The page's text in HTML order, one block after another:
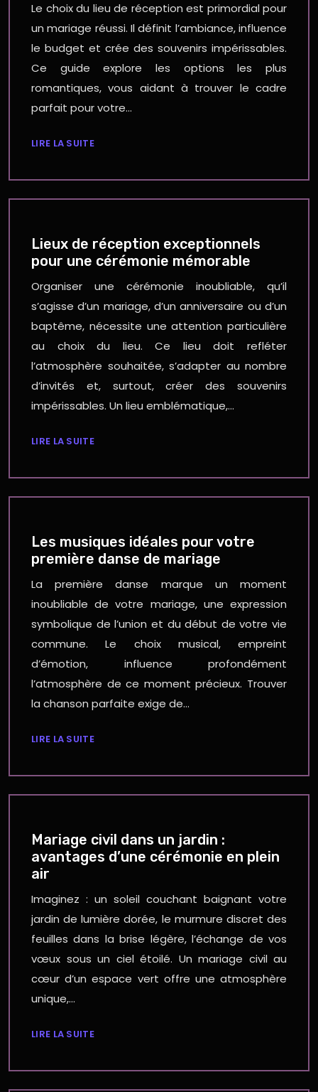
Le choix du lieu de réception est primordial pour
un mariage réussi. Il définit l’ambiance, influence
le budget et crée des souvenirs impérissables.
Ce guide explore les options les plus
romantiques, vous aidant à trouver le cadre
parfait pour votre…
LIRE LA SUITE
Lieux de réception exceptionnels
pour une cérémonie mémorable
Organiser une cérémonie inoubliable, qu’il
s’agisse d’un mariage, d’un anniversaire ou d’un
baptême, nécessite une attention particulière
au choix du lieu. Ce lieu doit refléter
l’atmosphère souhaitée, s’adapter au nombre
d’invités et, surtout, créer des souvenirs
impérissables. Un lieu emblématique,…
LIRE LA SUITE
Les musiques idéales pour votre
première danse de mariage
La première danse marque un moment
inoubliable de votre mariage, une expression
symbolique de l’union et du début de votre vie
commune. Le choix musical, empreint
d’émotion, influence profondément
l’atmosphère de ce moment précieux. Trouver
la chanson parfaite exige de…
LIRE LA SUITE
Mariage civil dans un jardin :
avantages d’une cérémonie en plein
air
Imaginez : un soleil couchant baignant votre
jardin de lumière dorée, le murmure discret des
feuilles dans la brise légère, l’échange de vos
vœux sous un ciel étoilé. Un mariage civil au
cœur d’un espace vert offre une atmosphère
unique,…
LIRE LA SUITE